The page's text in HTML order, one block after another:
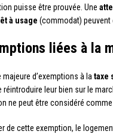
puisse être prouvée. Une
à usage (commodat) peuvent
liées à la
d’exemptions à la taxe
réintroduire leur bien sur le
ne peut être considéré
de cette exemption, le